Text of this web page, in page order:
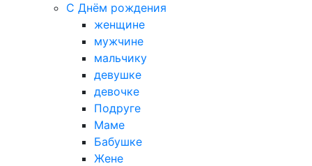
С Днём рождения
женщине
мужчине
мальчику
девушке
девочке
Подруге
Маме
Бабушке
Жене